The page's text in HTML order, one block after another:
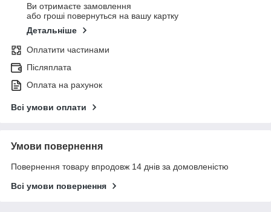
Ви отримаєте замовлення
або гроші повернуться на вашу картку
Детальніше
Оплатити частинами
Післяплата
Оплата на рахунок
Всі умови оплати
Умови повернення
Повернення товару впродовж 14 днів за домовленістю
Всі умови повернення